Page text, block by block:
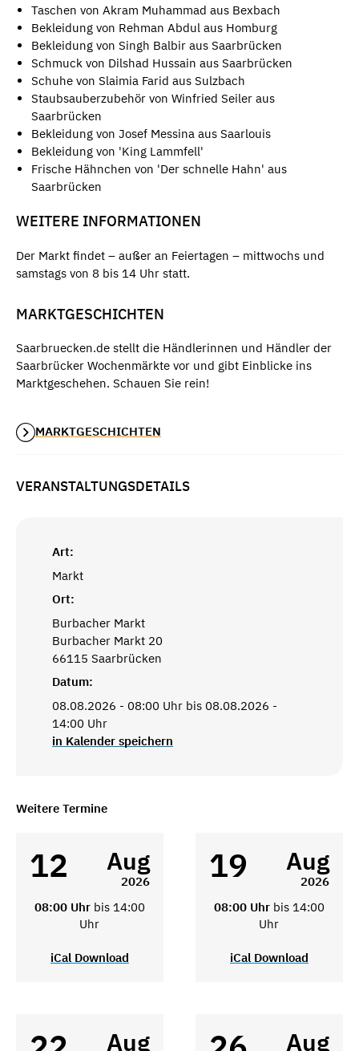
Taschen von Akram Muhammad aus Bexbach
Bekleidung von Rehman Abdul aus Homburg
Bekleidung von Singh Balbir aus Saarbrücken
Schmuck von Dilshad Hussain aus Saarbrücken
Schuhe von Slaimia Farid aus Sulzbach
Staubsauberzubehör von Winfried Seiler aus
Saarbrücken
Bekleidung von Josef Messina aus Saarlouis
Bekleidung von 'King Lammfell'
Frische Hähnchen von 'Der schnelle Hahn' aus
Saarbrücken
WEITERE INFORMATIONEN
Der Markt findet – außer an Feiertagen – mittwochs und
samstags von 8 bis 14 Uhr statt.
MARKTGESCHICHTEN
Saarbruecken.de stellt die Händlerinnen und Händler der
Saarbrücker Wochenmärkte vor und gibt Einblicke ins
Marktgeschehen. Schauen Sie rein!
MARKTGESCHICHTEN
VERANSTALTUNGSDETAILS
Art:
Markt
Ort:
Burbacher Markt
Burbacher Markt 20
66115 Saarbrücken
Datum:
08.08.2026 - 08:00 Uhr bis 08.08.2026 -
14:00 Uhr
in Kalender speichern
Weitere Termine
12 Aug
2026
08:00 Uhr bis 14:00
Uhr
iCal Download
19 Aug
2026
08:00 Uhr bis 14:00
Uhr
iCal Download
Aug Aug